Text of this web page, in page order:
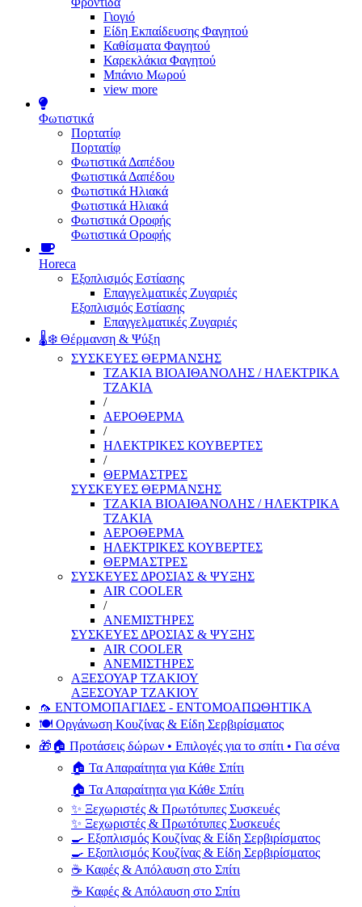
Γιογιό
Είδη Εκπαίδευσης Φαγητού
Καθίσματα Φαγητού
Καρεκλάκια Φαγητού
Μπάνιο Μωρού
view more
Φωτιστικά
Πορτατίφ
Πορτατίφ
Φωτιστικά Δαπέδου
Φωτιστικά Δαπέδου
Φωτιστικά Ηλιακά
Φωτιστικά Ηλιακά
Φωτιστικά Οροφής
Φωτιστικά Οροφής
Horeca
Εξοπλισμός Εστίασης
Επαγγελματικές Ζυγαριές
Εξοπλισμός Εστίασης
Επαγγελματικές Ζυγαριές
🌡️❄️ Θέρμανση & Ψύξη
ΣΥΣΚΕΥΕΣ ΘΕΡΜΑΝΣΗΣ
ΤΖΑΚΙΑ ΒΙΟΑΙΘΑΝΟΛΗΣ / ΗΛΕΚΤΡΙΚΑ
ΤΖΑΚΙΑ
/
ΑΕΡΟΘΕΡΜΑ
/
ΗΛΕΚΤΡΙΚΕΣ ΚΟΥΒΕΡΤΕΣ
/
ΘΕΡΜΑΣΤΡΕΣ
ΣΥΣΚΕΥΕΣ ΘΕΡΜΑΝΣΗΣ
ΤΖΑΚΙΑ ΒΙΟΑΙΘΑΝΟΛΗΣ / ΗΛΕΚΤΡΙΚΑ
ΤΖΑΚΙΑ
ΑΕΡΟΘΕΡΜΑ
ΗΛΕΚΤΡΙΚΕΣ ΚΟΥΒΕΡΤΕΣ
ΘΕΡΜΑΣΤΡΕΣ
ΣΥΣΚΕΥΕΣ ΔΡΟΣΙΑΣ & ΨΥΞΗΣ
AIR COOLER
/
ΑΝΕΜΙΣΤΗΡΕΣ
ΣΥΣΚΕΥΕΣ ΔΡΟΣΙΑΣ & ΨΥΞΗΣ
AIR COOLER
ΑΝΕΜΙΣΤΗΡΕΣ
ΑΞΕΣΟΥΑΡ ΤΖΑΚΙΟΥ
ΑΞΕΣΟΥΑΡ ΤΖΑΚΙΟΥ
🦟 ΕΝΤΟΜΟΠΑΓΙΔΕΣ - ΕΝΤΟΜΟΑΠΩΘΗΤΙΚΑ
🍽️ Οργάνωση Κουζίνας & Είδη Σερβιρίσματος
🎁🏠 Προτάσεις δώρων • Επιλογές για το σπίτι • Για σένα
🏠 Τα Απαραίτητα για Κάθε Σπίτι
🏠 Τα Απαραίτητα για Κάθε Σπίτι
✨ Ξεχωριστές & Πρωτότυπες Συσκευές
✨ Ξεχωριστές & Πρωτότυπες Συσκευές
🍳 Εξοπλισμός Κουζίνας & Είδη Σερβιρίσματος
🍳 Εξοπλισμός Κουζίνας & Είδη Σερβιρίσματος
☕ Καφές & Απόλαυση στο Σπίτι
☕ Καφές & Απόλαυση στο Σπίτι